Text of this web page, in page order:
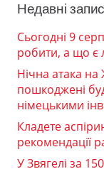
Недавні
Сьогодні 9
робити, а що є
Нічна атака
пошкоджені
німецькими
Кладете
рекомендації
У Звягелі за